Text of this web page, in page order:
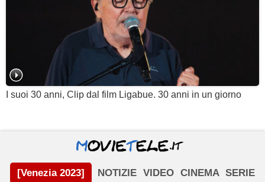
I suoi 30 anni, Clip dal film Ligabue. 30 anni in un giorno
[Venezia 2023] NOTIZIE VIDEO CINEMA SERIE